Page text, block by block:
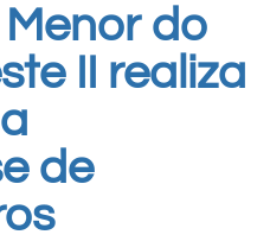
do
II realiza
de